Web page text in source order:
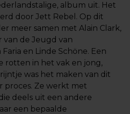
album uit. Het
door Jett Rebel. Op dit
meer samen met Alain Clark,
van de Jeugd van
en Linde Schöne. Een
rotten in het vak en jong,
was het maken van dit
proces. Ze werkt met
deels uit een andere
een bepaalde